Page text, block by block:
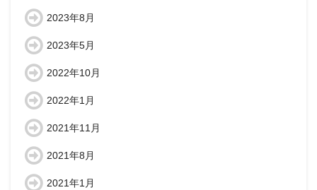
2023年8月
2023年5月
2022年10月
2022年1月
2021年11月
2021年8月
2021年1月